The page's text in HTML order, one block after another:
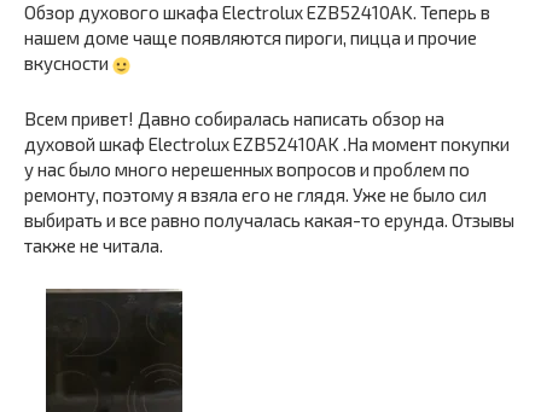
Обзор духового шкафа Electrolux EZB52410AK. Теперь в
нашем доме чаще появляются пироги, пицца и прочие
вкусности
Всем привет! Давно собиралась написать обзор на
духовой шкаф Electrolux EZB52410AK .На момент покупки
у нас было много нерешенных вопросов и проблем по
ремонту, поэтому я взяла его не глядя. Уже не было сил
выбирать и все равно получалась какая-то ерунда. Отзывы
также не читала.